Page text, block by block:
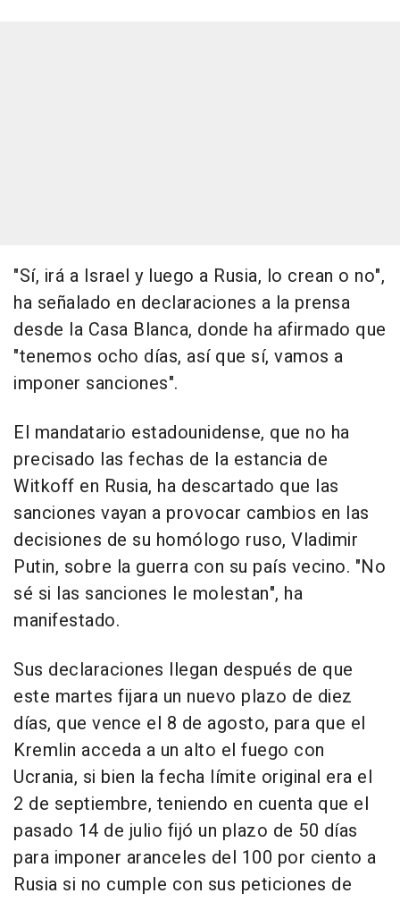
"Sí, irá a Israel y luego a Rusia, lo crean o no",
ha señalado en declaraciones a la prensa
desde la Casa Blanca, donde ha afirmado que
"tenemos ocho días, así que sí, vamos a
imponer sanciones".
El mandatario estadounidense, que no ha
precisado las fechas de la estancia de
Witkoff en Rusia, ha descartado que las
sanciones vayan a provocar cambios en las
decisiones de su homólogo ruso, Vladimir
Putin, sobre la guerra con su país vecino. "No
sé si las sanciones le molestan", ha
manifestado.
Sus declaraciones llegan después de que
este martes fijara un nuevo plazo de diez
días, que vence el 8 de agosto, para que el
Kremlin acceda a un alto el fuego con
Ucrania, si bien la fecha límite original era el
2 de septiembre, teniendo en cuenta que el
pasado 14 de julio fijó un plazo de 50 días
para imponer aranceles del 100 por ciento a
Rusia si no cumple con sus peticiones de